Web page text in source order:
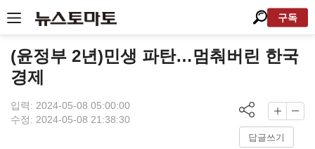
구독
(윤정부 2년)민생 파탄…멈춰버린 한국
경제
입력: 2024-05-08 05:00:00
수정: 2024-05-08 21:38:30
답글쓰기